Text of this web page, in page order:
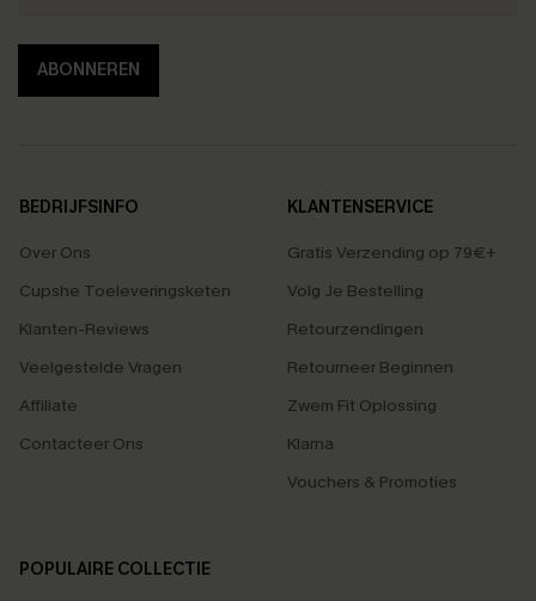
ABONNEREN
BEDRIJFSINFO
Over Ons
Cupshe Toeleveringsketen
Klanten-Reviews
Veelgestelde Vragen
Affiliate
Contacteer Ons
KLANTENSERVICE
Gratis Verzending op 79€+
Volg Je Bestelling
Retourzendingen
Retourneer Beginnen
Zwem Fit Oplossing
Klarna
Vouchers & Promoties
POPULAIRE COLLECTIE